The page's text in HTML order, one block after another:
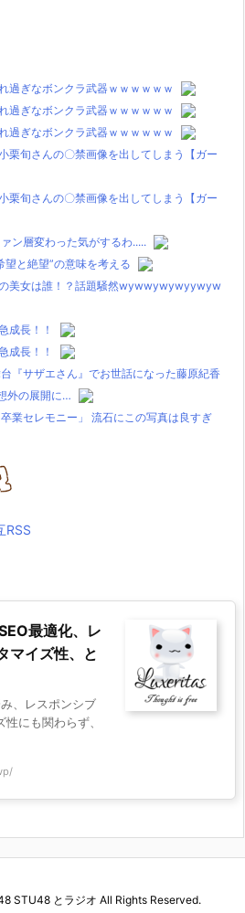
過ぎなボンクラ武器ｗｗｗｗｗｗ
過ぎなボンクラ武器ｗｗｗｗｗｗ
過ぎなボンクラ武器ｗｗｗｗｗｗ
栗旬さんの〇禁画像を出してしまう【ガー
栗旬さんの〇禁画像を出してしまう【ガー
ン層変わった気がするわ.....
望と絶望”の意味を考える
美女は誰！？話題騒然wywwywywyywyw
成長！！
成長！！
『サザエさん』でお世話になった藤原紀香
外の展開に…
業セレモニー」 流石にこの写真は良すぎ
RSS
最適化、レ
マイズ性、と
、レスポンシブ
にも関わらず、
STU48 とラジオ All Rights Reserved.